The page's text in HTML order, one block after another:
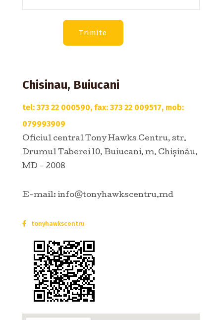
Chisinau, Buiucani
tel: 373 22 000590, fax: 373 22 009517, mob:
079993909
Oficiul central Tony Hawks Centru, str.
Drumul Taberei 10, Buiucani, m. Chișinău,
MD – 2008
E-mail: info@tonyhawkscentru.md
tonyhawkscentru